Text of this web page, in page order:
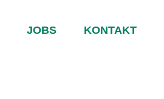
JOBS KONTAKT